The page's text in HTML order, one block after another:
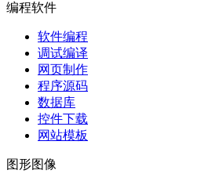
编程软件
软件编程
调试编译
网页制作
程序源码
数据库
控件下载
网站模板
图形图像